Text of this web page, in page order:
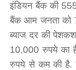
इंडियन बैंक की
बैंक आम जनता को
ब्‍याज दर की
10,000 रुपये का
रुपये से कम की है.